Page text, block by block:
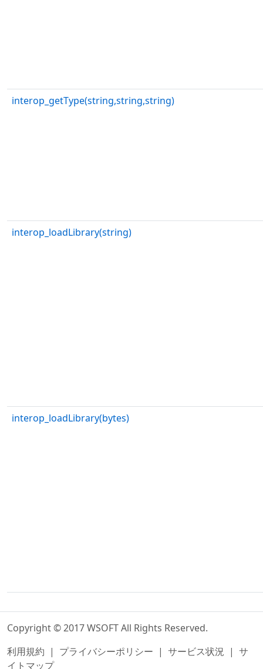
interop_getType(string,string,string)
interop_loadLibrary(string)
interop_loadLibrary(bytes)
Copyright © 2017 WSOFT All Rights Reserved.
利用規約 | プライバシーポリシー | サービス状況 | サ
イトマップ